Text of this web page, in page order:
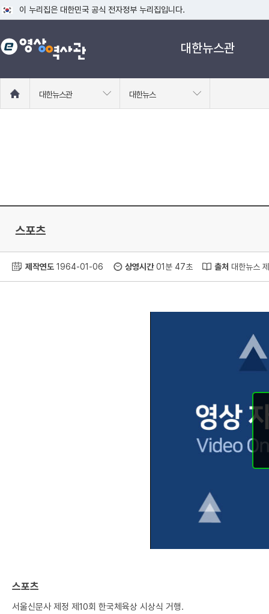
이 누리집은 대한민국 공식 전자정부 누리집입니다.
공식 누리집 주소 확인하기
go.kr 주소를 사용하는 누리집은 대한민국 정부기관이 관리하는 누리집입니
대한뉴스관
로
대한뉴스관 대한뉴스
스포츠
제작연도 1964-01-06 상영시간01분 47초 출처 대한뉴스
스포츠
서울신문사 제정 제10회 한국체육상 시상식 거행.